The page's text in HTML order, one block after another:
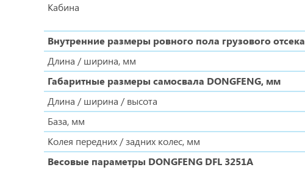
Кабина
Внутренние размеры ровного пола грузового отсека
Длина / ширина, мм
Габаритные размеры самосвала DONGFENG, мм
Длина / ширина / высота
База, мм
Колея передних / задних колес, мм
Весовые параметры DONGFENG DFL 3251A